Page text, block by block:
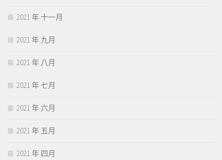
2021 年 十一月
2021 年 九月
2021 年 八月
2021 年 七月
2021 年 六月
2021 年 五月
2021 年 四月